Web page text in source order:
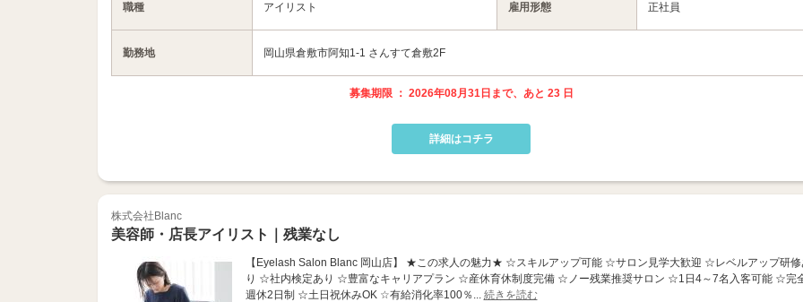
職種 アイリスト 雇用形態 正社員
勤務地 岡山県倉敷市阿知1-1 さんすて倉敷2F
募集期限 ： 2026年08月31日まで、あと 23 日
詳細はコチラ
株式会社Blanc
美容師・店長アイリスト｜残業なし
【Eyelash Salon Blanc 岡山店】 ★この求人の魅力★ ☆スキルアップ可能 ☆サロン見学大歓迎 ☆レベルアップ研修
り ☆社内検定あり ☆豊富なキャリアプラン ☆産休育休制度完備 ☆ノー残業推奨サロン ☆1日4～7名入客可能 ☆完
週休2日制 ☆土日祝休みOK ☆有給消化率100％... 続きを読む